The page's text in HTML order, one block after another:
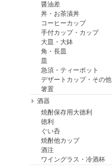
醤油差
丼・お茶漬丼
コーヒーカップ
手付カップ・カップ
大皿・大鉢
角・長皿
皿
急須・ティーポット
デザートカップ・その他
箸置
酒器
焼酎保存用大徳利
徳利
ぐい呑
焼酎他カップ
酒注
ワイングラス・冷酒杯